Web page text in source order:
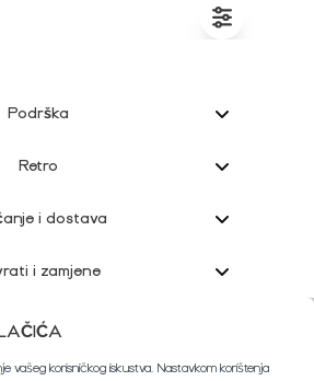
Podrška
Retro
i dostava
i zamjene
podrška
vašeg korisničkog iskustva. Nastavkom korištenja